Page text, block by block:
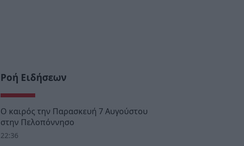
Ροή Ειδήσεων
Ο καιρός την Παρασκευή 7 Αυγούστου
στην Πελοπόννησο
22:36